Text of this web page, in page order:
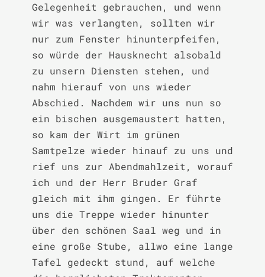
Gelegenheit gebrauchen, und wenn
wir was verlangten, sollten wir
nur zum Fenster hinunterpfeifen,
so würde der Hausknecht alsobald
zu unsern Diensten stehen, und
nahm hierauf von uns wieder
Abschied. Nachdem wir uns nun so
ein bischen ausgemaustert hatten,
so kam der Wirt im grünen
Samtpelze wieder hinauf zu uns und
rief uns zur Abendmahlzeit, worauf
ich und der Herr Bruder Graf
gleich mit ihm gingen. Er führte
uns die Treppe wieder hinunter
über den schönen Saal weg und in
eine große Stube, allwo eine lange
Tafel gedeckt stund, auf welche